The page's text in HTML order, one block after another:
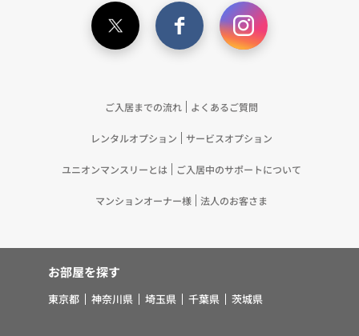
し、興味関心・嗜好に応じたサービスに関する広告
を配信する等のマーケティング活動を行うため
（11）本ポリシーへの同意に基づき、提携事業者等
記載の目的で利用するため（12）本ポリシーへの同
の提供を受け、当社が既に有している個人情報を突
合して「4.利用目的について」記載の目的で利用す
ービス、マーケティング活動、お問い合わせ対応お
取り扱う個人情報を、あらかじめお客様およびオー
ナー様の同意を得ないで、第三者に提供いたしませ
ご入居までの流れ よくあるご質問
レンタルオプション サービスオプション
ユニオンマンスリーとは ご入居中のサポートについて
マンションオーナー様 法人のお客さま
お部屋を探す
東京都 神奈川県 埼玉県 千葉県 茨城県